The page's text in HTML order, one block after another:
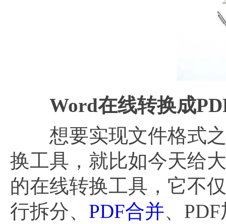
Word在线转换成
想要实现文件格式之
换工具，就比如今天给
的在线转换工具，它不
行拆分、 PDF合并、